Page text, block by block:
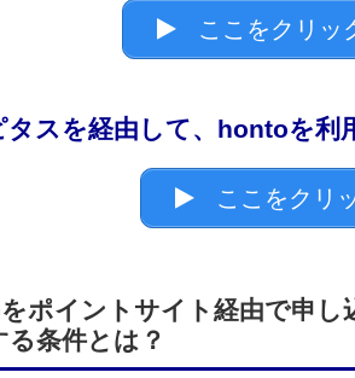
ここをクリッ
スを経由して、hontoを利
ここをクリ
ポイントサイト経由で申し
る条件とは？